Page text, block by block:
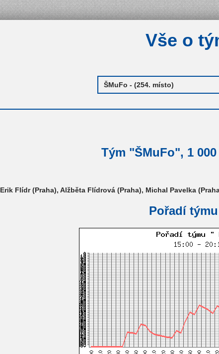
Vše o
Tým "ŠMuFo", 1
Erik Flídr (Praha), Alžběta Flídrová (Praha), Michal Pavelka
Pořadí